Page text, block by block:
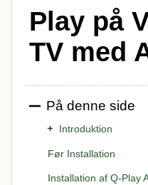
Play på
TV med
På denne side
Introduktion
Før Installation
Installation af Q-Play